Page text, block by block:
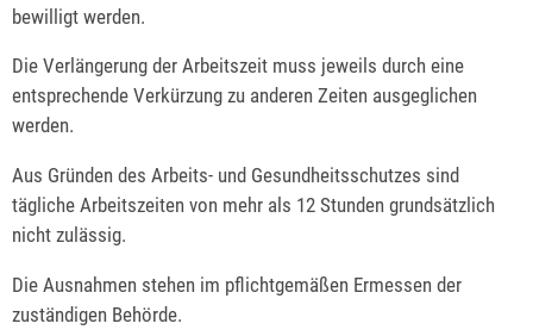
bewilligt werden.
Die Verlängerung der Arbeitszeit muss jeweils durch eine
entsprechende Verkürzung zu anderen Zeiten ausgeglichen
werden.
Aus Gründen des Arbeits- und Gesundheitsschutzes sind
tägliche Arbeitszeiten von mehr als 12 Stunden grundsätzlich
nicht zulässig.
Die Ausnahmen stehen im pflichtgemäßen Ermessen der
zuständigen Behörde.